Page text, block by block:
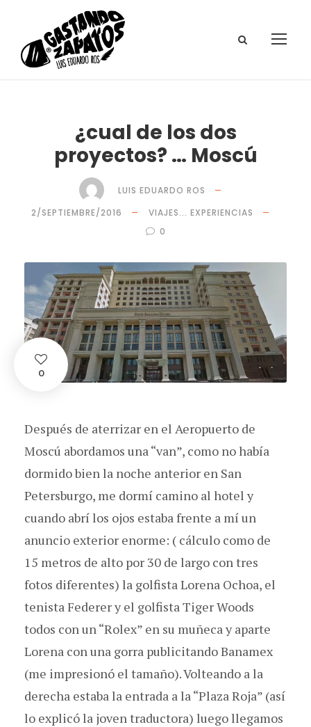
¿cual de los dos
proyectos? … Moscú
LUIS EDUARDO ROS
2/SEPTIEMBRE/2016
VIAJES... EXPERIENCIAS
0
0
Después de aterrizar en el Aeropuerto de
Moscú abordamos una “van”, como no había
dormido bien la noche anterior en San
Petersburgo, me dormí camino al hotel y
cuando abrí los ojos estaba frente a mí un
anuncio exterior enorme: ( cálculo como de
15 metros de alto por 30 de largo con tres
fotos diferentes) la golfista Lorena Ochoa, el
tenista Federer y el golfista Tiger Woods
todos con un “Rolex” en su muñeca y aparte
Lorena con una gorra publicitando Banamex
(me impresionó el tamaño). Volteando a la
derecha estaba la entrada a la “Plaza Roja” (así
lo explicó la joven traductora) luego llegamos